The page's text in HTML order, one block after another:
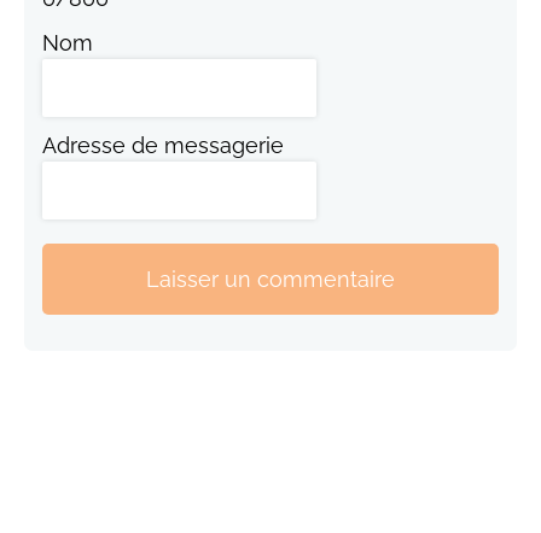
Nom
Adresse de messagerie
Laisser un commentaire